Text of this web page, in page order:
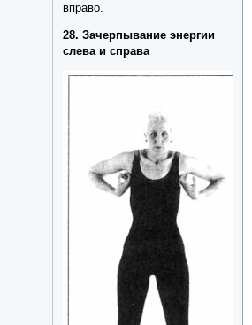
вправо.
28. Зачерпывание энергии
слева и справа